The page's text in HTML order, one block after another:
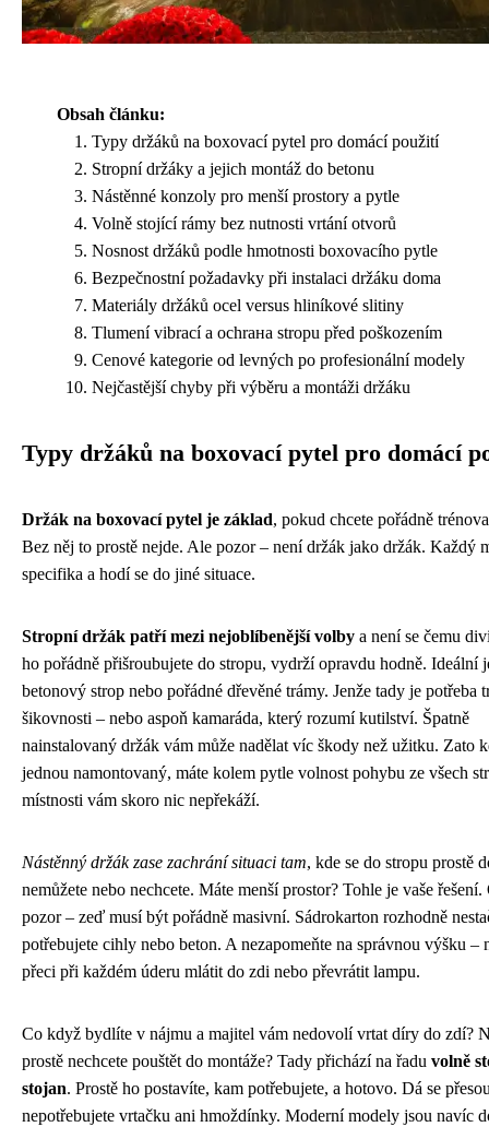
Obsah článku:
Typy držáků na boxovací pytel pro domácí použití
Stropní držáky a jejich montáž do betonu
Nástěnné konzoly pro menší prostory a pytle
Volně stojící rámy bez nutnosti vrtání otvorů
Nosnost držáků podle hmotnosti boxovacího pytle
Bezpečnostní požadavky při instalaci držáku doma
Materiály držáků ocel versus hliníkové slitiny
Tlumení vibrací a ochrана stropu před poškozením
Cenové kategorie od levných po profesionální modely
Nejčastější chyby při výběru a montáži držáku
Typy držáků na boxovací pytel pro domácí
Držák na boxovací pytel je základ, pokud chcete pořádně
Bez něj to prostě nejde. Ale pozor – není držák jako držák. Každý
specifika a hodí se do jiné situace.
Stropní držák patří mezi nejoblíbenější volby a není se čemu
ho pořádně přišroubujete do stropu, vydrží opravdu hodně. Ideální
betonový strop nebo pořádné dřevěné trámy. Jenže tady je potřeba
šikovnosti – nebo aspoň kamaráda, který rozumí kutilství. Špatně
nainstalovaný držák vám může nadělat víc škody než užitku. Zato
jednou namontovaný, máte kolem pytle volnost pohybu ze všech
místnosti vám skoro nic nepřekáží.
Nástěnný držák zase zachrání situaci tam, kde se do stropu prostě
nemůžete nebo nechcete. Máte menší prostor? Tohle je vaše řešení.
pozor – zeď musí být pořádně masivní. Sádrokarton rozhodně
potřebujete cihly nebo beton. A nezapomeňte na správnou výšku –
přeci při každém úderu mlátit do zdi nebo převrátit lampu.
Co když bydlíte v nájmu a majitel vám nedovolí vrtat díry do zdí?
prostě nechcete pouštět do montáže? Tady přichází na řadu volně
stojan. Prostě ho postavíte, kam potřebujete, a hotovo. Dá se
nepotřebujete vrtačku ani hmoždínky. Moderní modely jsou navíc